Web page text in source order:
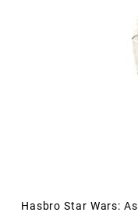
Hasbro Star Wars: